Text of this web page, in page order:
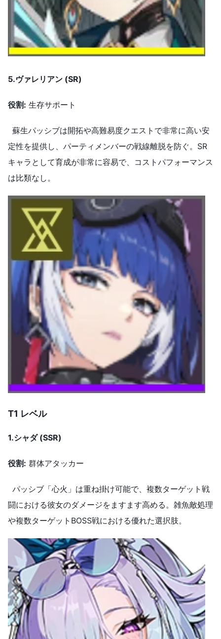
5.ヴァレリアン (SR)
役割: 生存サポート
蘇生パッシブは開拓や高難易度クエストで非常に高い安
定性を提供し、パーティメンバーの戦線離脱を防ぐ。SR
キャラとして育成が非常に容易で、コストパフォーマンス
は比類なし。
T1 レベル
1.シャダ (SSR)
役割: 群体アタッカー
パッシブ「心火」は重ね掛け可能で、複数ターゲット戦
闘における彼女のダメージをますます高める。雑魚敵処理
や複数ターゲットBOSS戦における優れた選択肢。